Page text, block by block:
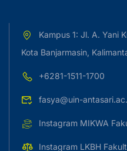
Kampus 1: Jl. A. Yani
Kota Banjarmasin,
+6281-1511-1700
fasya@uin-
Instagram MIKWA
Instagram LKBH